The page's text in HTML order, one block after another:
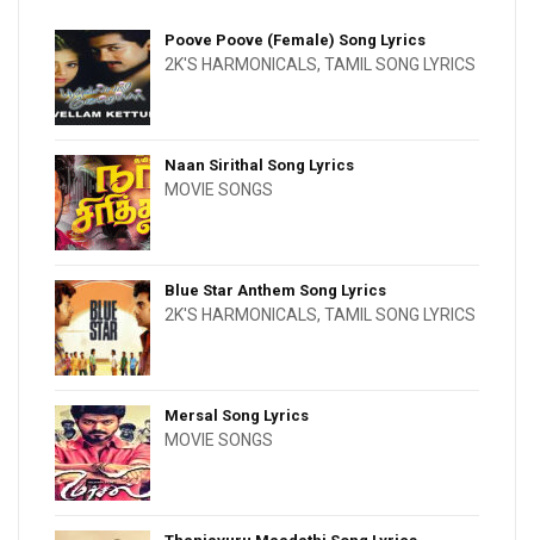
Poove Poove (Female) Song Lyrics
2K'S HARMONICALS, TAMIL SONG LYRICS
Naan Sirithal Song Lyrics
MOVIE SONGS
Blue Star Anthem Song Lyrics
2K'S HARMONICALS, TAMIL SONG LYRICS
Mersal Song Lyrics
MOVIE SONGS